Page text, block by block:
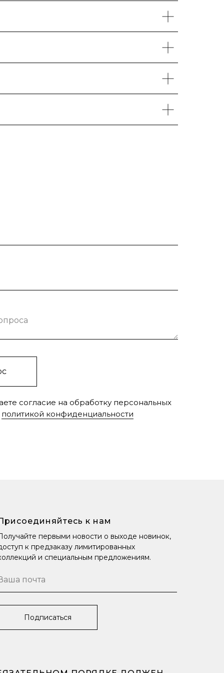
согласие на обработку персональных
политикой конфиденциальности
к нам
первыми новости о выходе новинок,
к предзаказу лимитированных
и специальным предложениям.
Подписаться